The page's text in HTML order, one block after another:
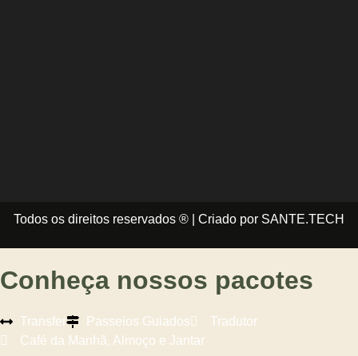
Todos os direitos reservados ® | Criado por SANTE.TECH
Conheça nossos pacotes
Transfer Passeios Guiados
Tradutor
Café da Manhã, Almoço e Jantar